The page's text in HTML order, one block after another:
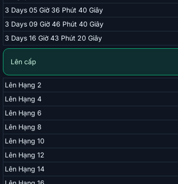
3 Days 05 Giờ 36 Phút 40 Giây
3 Days 09 Giờ 46 Phút 40 Giây
3 Days 16 Giờ 43 Phút 20 Giây
Lên cấp
Lên Hạng 2
Lên Hạng 4
Lên Hạng 6
Lên Hạng 8
Lên Hạng 10
Lên Hạng 12
Lên Hạng 14